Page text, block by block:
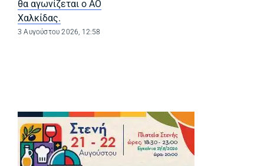
θα αγωνίζεται ο ΑΟ
Χαλκίδας.
3 Αυγούστου 2026, 12:58
(opens in a new tab)